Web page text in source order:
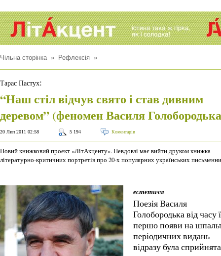
Чільна сторінка» Рефлексія »
Тарас Пастух:
“Наш стіл відчув свято і став дивним
деревом” (феномен Василя
20 Лип 2011 02:58 5 194 Коментарів
Новий книжковий проект «ЛітАкценту». Невдовзі має вийти друком книжка
літературно-критичних портретів про 20-х популярних українських
естетизм
Поезія Василя
Голобородька від часу
першо появи на
періодичних видань
відразу була сприйнята